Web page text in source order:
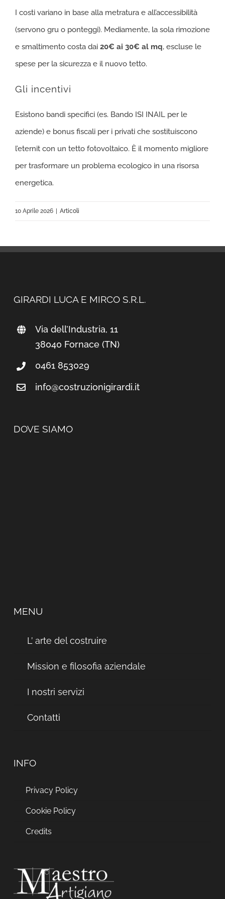
I costi variano in base alla metratura e all’accessibilità
(servono gru o ponteggi). Mediamente, la sola rimozione
e smaltimento costa dai 20€ ai 30€ al mq, escluse le
spese per la sicurezza e il nuovo tetto.
Gli incentivi
Esistono bandi specifici (es. Bando ISI INAIL per le
aziende) e bonus fiscali per i privati che sostituiscono
l’eternit con un tetto fotovoltaico. È il momento migliore
per trasformare un problema ecologico in una risorsa
energetica.
10 Aprile 2026 | Articoli
GIRARDI LUCA E MIRCO S.R.L.
Via dell’Industria, 11
38040 Fornace (TN)
0461 853029
info@costruzionigirardi.it
DOVE SIAMO
MENU
L’ arte del costruire
Mission e filosofia aziendale
I nostri servizi
Contatti
INFO
Privacy Policy
Cookie Policy
Credits